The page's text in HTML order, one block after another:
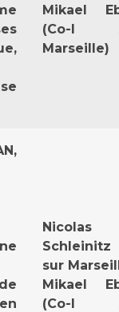
Mikael
(Co-I
Marseille)
Nicolas
Schleinitz
sur
Mikael
(Co-I